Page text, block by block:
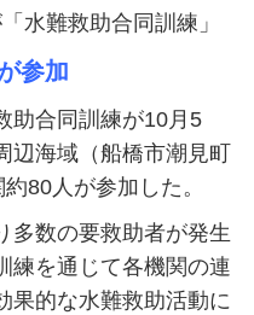
水難救助合同訓練」
参加
助合同訓練が10月5
辺海域（船橋市潮見町
80人が参加した。
数の要救助者が発生
練を通じて各機関の連
果的な水難救助活動に